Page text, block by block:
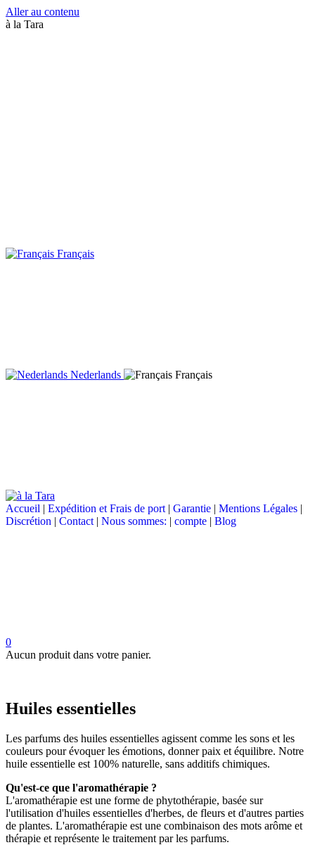
Aller au contenu
à la Tara
Français
Nederlands Français
Accueil | Expédition et Frais de port | Garantie | Mentions Légales |
Discrétion | Contact | Nous sommes: | compte | Blog
0
Aucun produit dans votre panier.
Huiles essentielles
Les parfums des huiles essentielles agissent comme les sons et les
couleurs pour évoquer les émotions, donner paix et équilibre. Notre
huile essentielle est 100% naturelle, sans additifs chimiques.
Qu'est-ce que l'aromathérapie ?
L'aromathérapie est une forme de phytothérapie, basée sur
l'utilisation d'huiles essentielles d'herbes, de fleurs et d'autres parties
de plantes. L'aromathérapie est une combinaison des mots arôme et
thérapie et représente le traitement par les parfums.